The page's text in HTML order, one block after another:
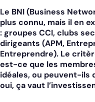
Le BNI (Business
plus connu, mais il en
: groupes CCI, clubs
dirigeants (APM,
Entreprendre). Le
est-ce que les
idéales, ou peuvent-ils
oui, ça vaut